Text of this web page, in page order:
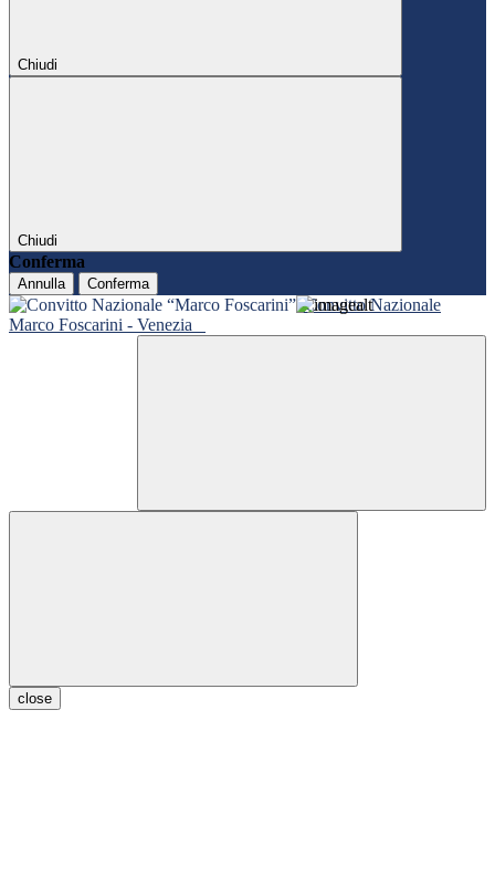
Chiudi
Chiudi
Conferma
Annulla Conferma
Convitto Nazionale
Marco Foscarini - Venezia
close